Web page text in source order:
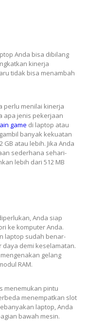
Anda bisa dibilang
kinerja
tidak bisa menambah
perlu menilai kinerja
apa jenis pekerjaan
game di laptop atau
banyak kekuatan
atau lebih. Jika Anda
sederhana sehari-
lebih dari 512 MB
Anda siap
ke komputer Anda.
laptop sudah benar-
demi keselamatan.
gelang
RAM.
menemukan pintu
menempatkan slot
laptop, Anda
bawah mesin.